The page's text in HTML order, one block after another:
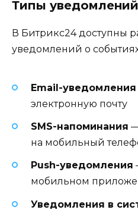
Типы уведомлений
В Битрикс24 доступны
уведомлений о
Email-уведомления
электронную почту
SMS-напоминания
на мобильный
Push-уведомления
мобильном
Уведомления в